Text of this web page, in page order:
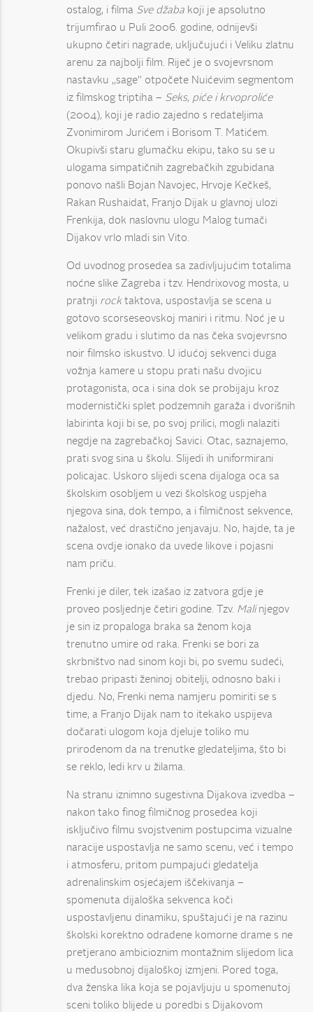
ostalog, i filma Sve džaba koji je apsolutno
trijumfirao u Puli 2006. godine, odnijevši
ukupno četiri nagrade, uključujući i Veliku zlatnu
arenu za najbolji film. Riječ je o svojevrsnom
nastavku „sage" otpočete Nuićevim segmentom
iz filmskog triptiha – Seks, piće i krvoproliće
(2004), koji je radio zajedno s redateljima
Zvonimirom Jurićem i Borisom T. Matićem.
Okupivši staru glumačku ekipu, tako su se u
ulogama simpatičnih zagrebačkih zgubidana
ponovo našli Bojan Navojec, Hrvoje Kečkeš,
Rakan Rushaidat, Franjo Dijak u glavnoj ulozi
Frenkija, dok naslovnu ulogu Malog tumači
Dijakov vrlo mladi sin Vito.
Od uvodnog prosedea sa zadivljujućim totalima
noćne slike Zagreba i tzv. Hendrixovog mosta, u
pratnji rocktaktova, uspostavlja se scena u
gotovo scorseseovskoj maniri i ritmu. Noć je u
velikom gradu i slutimo da nas čeka svojevrsno
noir filmsko iskustvo. U idućoj sekvenci duga
vožnja kamere u stopu prati našu dvojicu
protagonista, oca i sina dok se probijaju kroz
modernistički splet podzemnih garaža i dvorišnih
labirinta koji bi se, po svoj prilici, mogli nalaziti
negdje na zagrebačkoj Savici. Otac, saznajemo,
prati svog sina u školu. Slijedi ih uniformirani
policajac. Uskoro slijedi scena dijaloga oca sa
školskim osobljem u vezi školskog uspjeha
njegova sina, dok tempo, a i filmičnost sekvence,
nažalost, već drastično jenjavaju. No, hajde, ta je
scena ovdje ionako da uvede likove i pojasni
nam priču.
Frenki je diler, tek izašao iz zatvora gdje je
proveo posljednje četiri godine. Tzv. Malinjegov
je sin iz propaloga braka sa ženom koja
trenutno umire od raka. Frenki se bori za
skrbništvo nad sinom koji bi, po svemu sudeći,
trebao pripasti ženinoj obitelji, odnosno baki i
djedu. No, Frenki nema namjeru pomiriti se s
time, a Franjo Dijak nam to itekako uspijeva
dočarati ulogom koja djeluje toliko mu
prirođenom da na trenutke gledateljima, što bi
se reklo, ledi krv u žilama.
Na stranu iznimno sugestivna Dijakova izvedba –
nakon tako finog filmičnog prosedea koji
isključivo filmu svojstvenim postupcima vizualne
naracije uspostavlja ne samo scenu, već i tempo
i atmosferu, pritom pumpajući gledatelja
adrenalinskim osjećajem iščekivanja –
spomenuta dijaloška sekvenca koči
uspostavljenu dinamiku, spuštajući je na razinu
školski korektno odrađene komorne drame s ne
pretjerano ambicioznim montažnim slijedom lica
u međusobnoj dijaloškoj izmjeni. Pored toga,
dva ženska lika koja se pojavljuju u spomenutoj
sceni toliko blijede u poredbi s Dijakovom